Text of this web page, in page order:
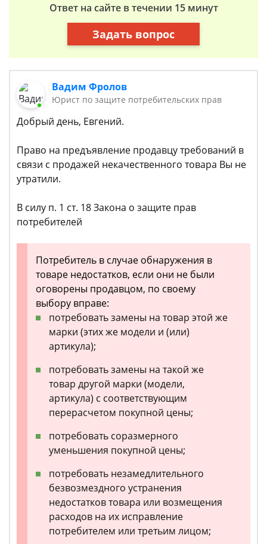
Ответ на сайте в течении 15 минут
Задать вопрос
Вадим Фролов
Юрист по защите потребительских прав
Добрый день, Евгений.
Право на предъявление продавцу требований в
связи с продажей некачественного товара Вы не
утратили.
В силу п. 1 ст. 18 Закона о защите прав
потребителей
Потребитель в случае обнаружения в
товаре недостатков, если они не были
оговорены продавцом, по своему
выбору вправе:
потребовать замены на товар этой же
марки (этих же модели и (или)
артикула);
потребовать замены на такой же
товар другой марки (модели,
артикула) с соответствующим
перерасчетом покупной цены;
потребовать соразмерного
уменьшения покупной цены;
потребовать незамедлительного
безвозмездного устранения
недостатков товара или возмещения
расходов на их исправление
потребителем или третьим лицом;